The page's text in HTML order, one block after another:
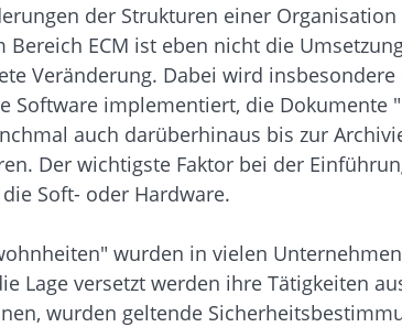
der Strukturen einer
ECM ist eben nicht die
Veränderung. Dabei wird
implementiert, die
auch darüberhinaus bis zur
Der wichtigste Faktor bei der
Soft- oder Hardware.
wurden in vielen
Lage versetzt werden ihre Tätigkeiten
wurden geltende